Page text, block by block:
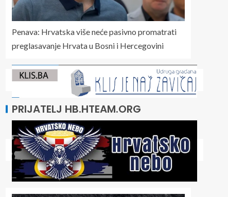
Penava: Hrvatska više neće pasivno promatrati
preglasavanje Hrvata u Bosni i Hercegovini
PRIJATELJ HB.HTEAM.ORG